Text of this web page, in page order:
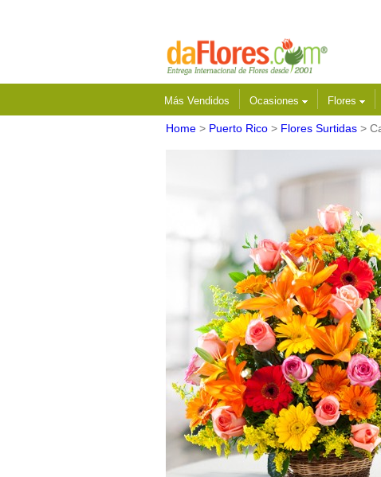
Más Vendidos Ocasiones Flores
Home > Puerto Rico > Flores Surtidas >